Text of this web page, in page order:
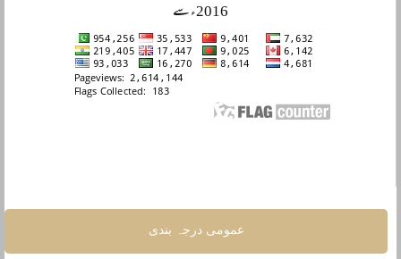
2016ء سے
عمومی درجہ بندی